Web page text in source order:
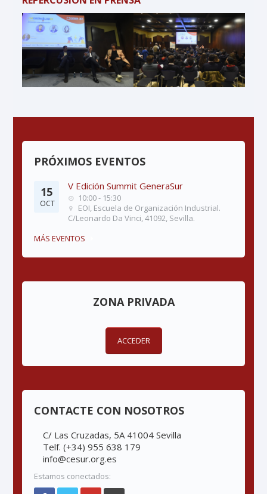
PRÓXIMOS EVENTOS
15
OCT
V Edición Summit GeneraSur
10:00 - 15:30
EOI, Escuela de Organización Industrial.
C/Leonardo Da Vinci, 41092, Sevilla.
MÁS EVENTOS
ZONA PRIVADA
ACCEDER
CONTACTE CON NOSOTROS
C/ Las Cruzadas, 5A 41004 Sevilla
Telf. (+34) 955 638 179
info@cesur.org.es
Estamos conectados: